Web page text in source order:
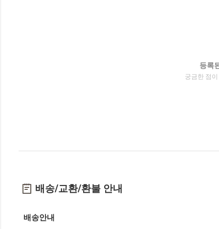
등록
궁금한 점
배송/교환/환불 안내
배송안내